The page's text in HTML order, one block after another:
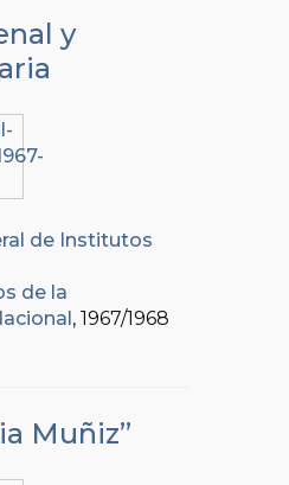
y
de Institutos
de la
, 1967/1968
Muñiz”